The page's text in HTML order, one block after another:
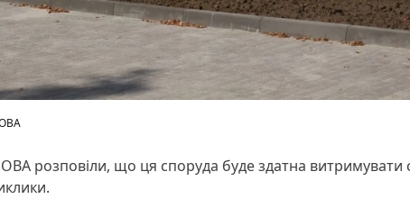
розповіли, що ця споруда буде здатна витримувати